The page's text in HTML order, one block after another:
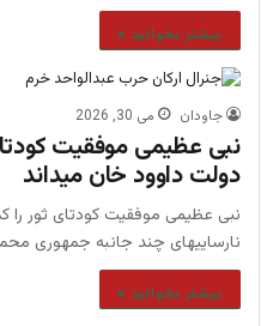
بیشتر بخوانید »
جاودان می 30, 2026
نبی عظیمی موفقیت
دولت داوود خان میداند
نبی عظیمی موفقیت کودتای ثور را
نارساییهای چند جانبه جمهوری
بیشتر بخوانید »